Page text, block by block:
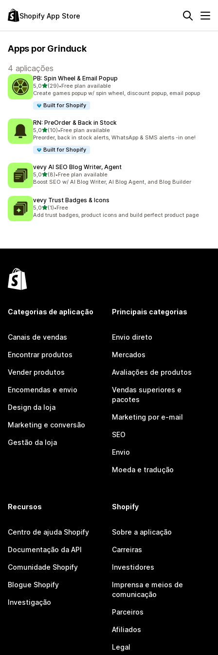
Shopify App Store
Apps por Grinduck
4 aplicações
PB: Spin Wheel & Email Popup
5,0de 5 estrelas
(29)
29 total de avaliações
•Free plan available
Create games popup w/ spin wheel, discount popup, email popup
Built for Shopify
RN: PreOrder & Back in Stock
5,0de 5 estrelas
(10)
10 total de avaliações
•Free plan available
Preorder, back in stock alerts, WhatsApp & SMS alerts -in one!
Built for Shopify
vevy AI SEO Blog Writer, Agent
5,0de 5 estrelas
(8)
8 total de avaliações
•Free plan available
Boost SEO w/ AI Blog Writer, AI Blog Agent, and Blog Builder
vevy Trust Badges & Icons
5,0de 5 estrelas
(1)
1 total de avaliações
•Free
Add trust badges, product icons and build perfect product page
Categorias de aplicação
Canais de vendas
Encontrar produtos
Vender produtos
Encomendas e envio
Design da loja
Marketing e conversão
Gestão da loja
Principais categorias
Envio direto
Mercados
Avaliações de produtos
Vendas superiores e
pacotes
Marketing por e-mail
SEO
Envio
Moeda e tradução
Recursos
Centro de ajuda Shopify
Documentação da API
Comunidade Shopify
Blogue Shopify
Investigação
Shopify
Sobre a aplicação
Carreiras
Investidores
Imprensa e meios de
comunicação
Parceiros
Afiliados
Legal